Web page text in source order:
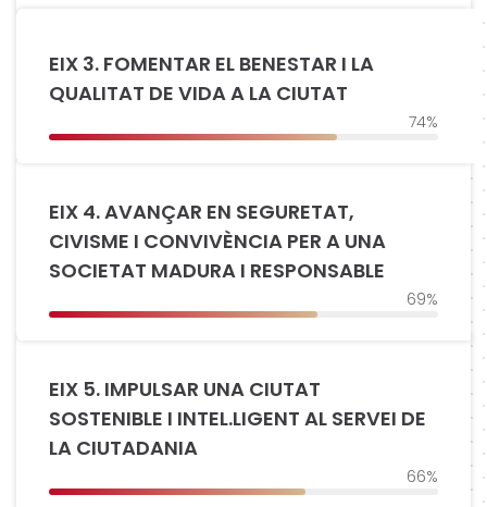
EIX 3. FOMENTAR EL BENESTAR I LA
QUALITAT DE VIDA A LA CIUTAT
74%
EIX 4. AVANÇAR EN SEGURETAT,
CIVISME I CONVIVÈNCIA PER A UNA
SOCIETAT MADURA I RESPONSABLE
69%
EIX 5. IMPULSAR UNA CIUTAT
SOSTENIBLE I INTEL.LIGENT AL SERVEI DE
LA CIUTADANIA
66%